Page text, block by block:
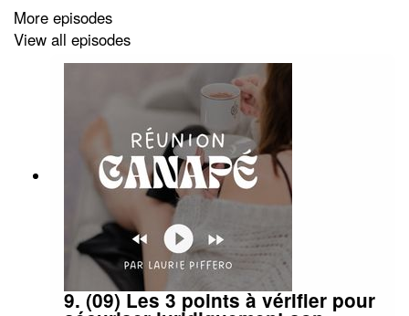
Landes : koncie.fr
More episodes
View all episodes
9. (09) Les 3 points à vérifier pour